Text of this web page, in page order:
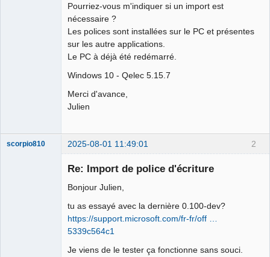
Pourriez-vous m'indiquer si un import est
nécessaire ?
Les polices sont installées sur le PC et présentes
sur les autre applications.
Le PC à déjà été redémarré.
Windows 10 - Qelec 5.15.7
Merci d'avance,
Julien
2
scorpio810 2025-08-01 11:49:01
Re: Import de police d'écriture
Bonjour Julien,
tu as essayé avec la dernière 0.100-dev?
https://support.microsoft.com/fr-fr/off …
5339c564c1
Je viens de le tester ça fonctionne sans souci.